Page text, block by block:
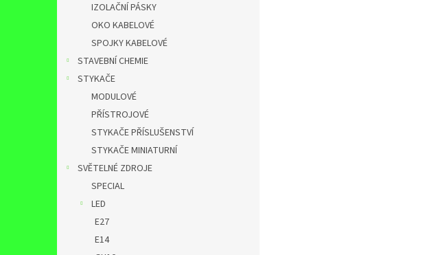
IZOLAČNÍ PÁSKY
OKO KABELOVÉ
SPOJKY KABELOVÉ
STAVEBNÍ CHEMIE
STYKAČE
MODULOVÉ
PŘÍSTROJOVÉ
STYKAČE PŘÍSLUŠENSTVÍ
STYKAČE MINIATURNÍ
SVĚTELNÉ ZDROJE
SPECIAL
LED
E27
E14